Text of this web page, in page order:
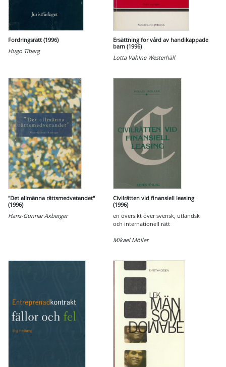
Fordringsrätt (1996)
Hugo Tiberg
Ersättning för vård av handikappade
barn (1996)
Lotta Vahlne Westerhäll
"Det allmänna rättsmedvetandet"
(1996)
Hans-Gunnar Axberger
Civilrätten vid finansiell leasing
(1996)
en översikt över svensk, utländsk
och internationell rätt
Mikael Möller